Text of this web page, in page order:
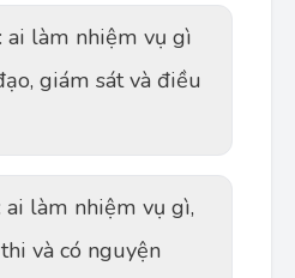
ai làm nhiệm vụ gì
giám sát và điều
ai làm nhiệm vụ gì,
và có nguyện